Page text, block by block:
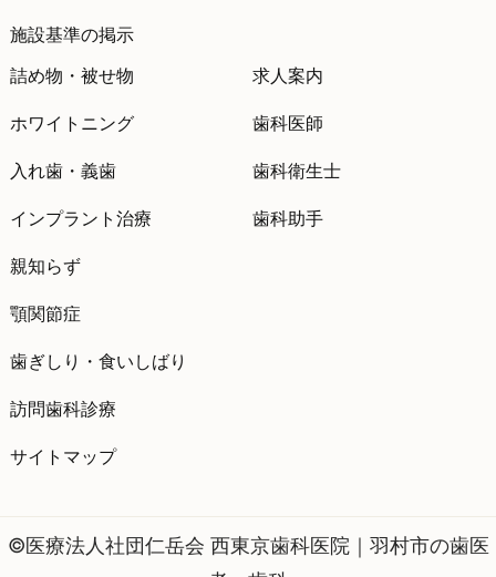
施設基準の掲示
詰め物・被せ物
ホワイトニング
入れ歯・義歯
インプラント治療
親知らず
顎関節症
歯ぎしり・食いしばり
訪問歯科診療
サイトマップ
求人案内
歯科医師
歯科衛生士
歯科助手
©医療法人社団仁岳会 西東京歯科医院｜羽村市の歯医